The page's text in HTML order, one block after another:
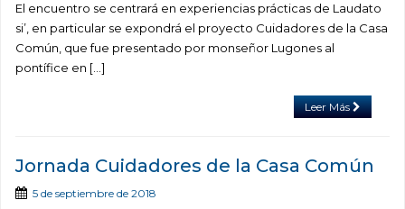
El encuentro se centrará en experiencias prácticas de Laudato
si’, en particular se expondrá el proyecto Cuidadores de la Casa
Común, que fue presentado por monseñor Lugones al
pontífice en […]
Leer Más
Jornada Cuidadores de la Casa Común
5 de septiembre de 2018